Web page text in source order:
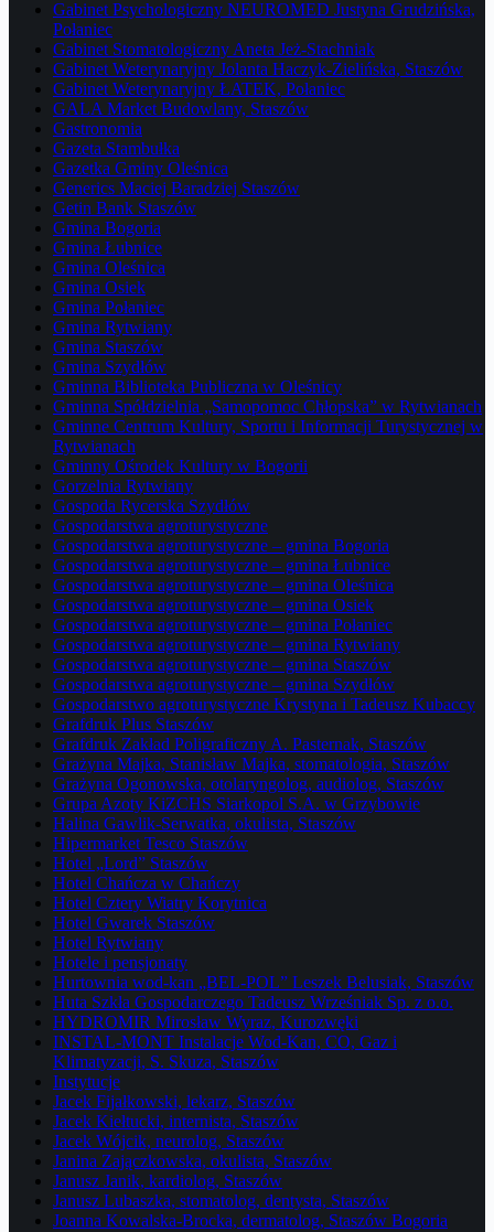
Gabinet Psychologiczny NEUROMED Justyna Grudzińska,
Połaniec
Gabinet Stomatologiczny Aneta Jeż-Stachniak
Gabinet Weterynaryjny Jolanta Haczyk-Zielińska, Staszów
Gabinet Weterynaryjny ŁATEK, Połaniec
GALA Market Budowlany, Staszów
Gastronomia
Gazeta Stambułka
Gazetka Gminy Oleśnica
Generics Maciej Baradziej Staszów
Getin Bank Staszów
Gmina Bogoria
Gmina Łubnice
Gmina Oleśnica
Gmina Osiek
Gmina Połaniec
Gmina Rytwiany
Gmina Staszów
Gmina Szydłów
Gminna Biblioteka Publiczna w Oleśnicy
Gminna Spółdzielnia „Samopomoc Chłopska” w Rytwianach
Gminne Centrum Kultury, Sportu i Informacji Turystycznej w
Rytwianach
Gminny Ośrodek Kultury w Bogorii
Gorzelnia Rytwiany
Gospoda Rycerska Szydłów
Gospodarstwa agroturystyczne
Gospodarstwa agroturystyczne – gmina Bogoria
Gospodarstwa agroturystyczne – gmina Łubnice
Gospodarstwa agroturystyczne – gmina Oleśnica
Gospodarstwa agroturystyczne – gmina Osiek
Gospodarstwa agroturystyczne – gmina Połaniec
Gospodarstwa agroturystyczne – gmina Rytwiany
Gospodarstwa agroturystyczne – gmina Staszów
Gospodarstwa agroturystyczne – gmina Szydłów
Gospodarstwo agroturystyczne Krystyna i Tadeusz Kubaccy
Grafdruk Plus Staszów
Grafdruk Zakład Poligraficzny A. Pasternak, Staszów
Grażyna Majka, Stanisław Majka, stomatologia, Staszów
Grażyna Ogonowska, otolaryngolog, audiolog, Staszów
Grupa Azoty KiZCHS Siarkopol S.A. w Grzybowie
Halina Gawlik-Serwatka, okulista, Staszów
Hipermarket Tesco Staszów
Hotel „Lord” Staszów
Hotel Chańcza w Chańczy
Hotel Cztery Wiatry Korytnica
Hotel Gwarek Staszów
Hotel Rytwiany
Hotele i pensjonaty
Hurtownia wod-kan „BEL-POL” Leszek Belusiak, Staszów
Huta Szkła Gospodarczego Tadeusz Wrześniak Sp. z o.o.
HYDROMIR Mirosław Wyraz, Kurozwęki
INSTAL-MONT Instalacje Wod-Kan, CO, Gaz i
Klimatyzacji, S. Skuza, Staszów
Instytucje
Jacek Fijałkowski, lekarz, Staszów
Jacek Kiełtucki, internista, Staszów
Jacek Wójcik, neurolog, Staszów
Janina Zajączkowska, okulista, Staszów
Janusz Janik, kardiolog, Staszów
Janusz Lubaszka, stomatolog, dentysta, Staszów
Joanna Kowalska-Brocka, dermatolog, Staszów Bogoria